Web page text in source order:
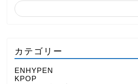
カテゴリー
ENHYPEN
KPOP